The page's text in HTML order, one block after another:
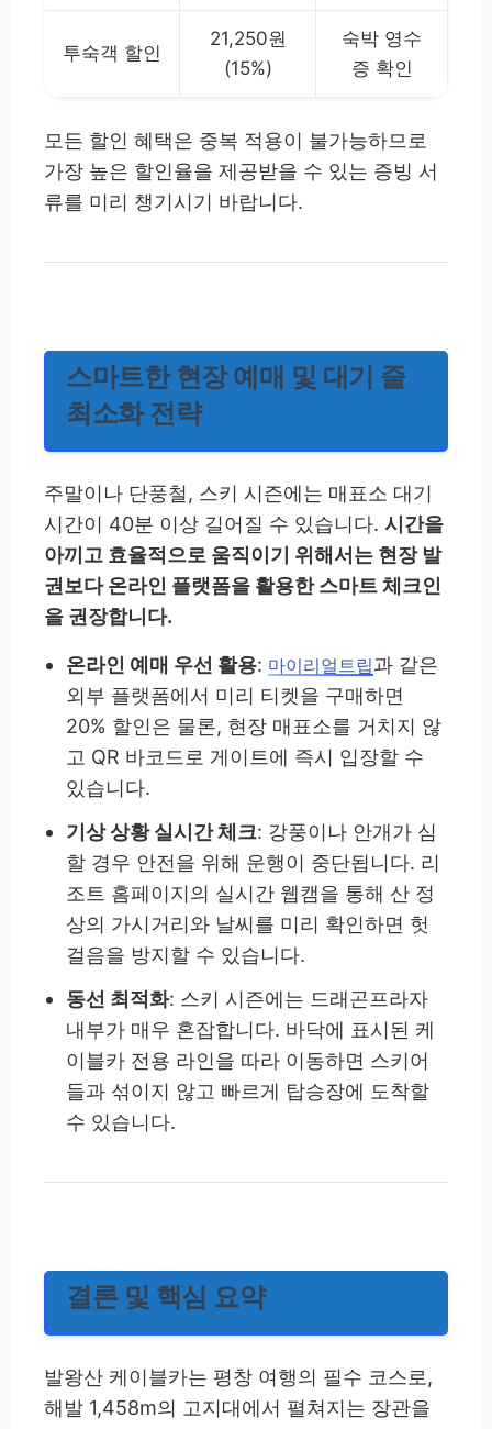
투숙객 할인
21,250원
(15%)
숙박 영수
증 확인
모든 할인 혜택은 중복 적용이 불가능하므로
가장 높은 할인율을 제공받을 수 있는 증빙 서
류를 미리 챙기시기 바랍니다.
스마트한 현장 예매 및 대기 줄
최소화 전략
주말이나 단풍철, 스키 시즌에는 매표소 대기
시간이 40분 이상 길어질 수 있습니다. 시간을
아끼고 효율적으로 움직이기 위해서는 현장 발
권보다 온라인 플랫폼을 활용한 스마트 체크인
을 권장합니다.
온라인 예매 우선 활용: 마이리얼트립과 같은
외부 플랫폼에서 미리 티켓을 구매하면
20% 할인은 물론, 현장 매표소를 거치지 않
고 QR 바코드로 게이트에 즉시 입장할 수
있습니다.
기상 상황 실시간 체크: 강풍이나 안개가 심
할 경우 안전을 위해 운행이 중단됩니다. 리
조트 홈페이지의 실시간 웹캠을 통해 산 정
상의 가시거리와 날씨를 미리 확인하면 헛
걸음을 방지할 수 있습니다.
동선 최적화: 스키 시즌에는 드래곤프라자
내부가 매우 혼잡합니다. 바닥에 표시된 케
이블카 전용 라인을 따라 이동하면 스키어
들과 섞이지 않고 빠르게 탑승장에 도착할
수 있습니다.
결론 및 핵심 요약
발왕산 케이블카는 평창 여행의 필수 코스로,
해발 1,458m의 고지대에서 펼쳐지는 장관을